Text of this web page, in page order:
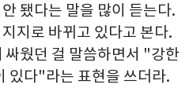
됐다는 말을 많이 듣는다.
지로 바뀌고 있다고 본다.
싸웠던 걸 말씀하면서 "강한
있다"라는 표현을 쓰더라.